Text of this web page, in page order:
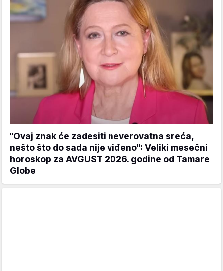
"Ovaj znak će zadesiti neverovatna sreća,
nešto što do sada nije viđeno": Veliki mesečni
horoskop za AVGUST 2026. godine od Tamare
Globe